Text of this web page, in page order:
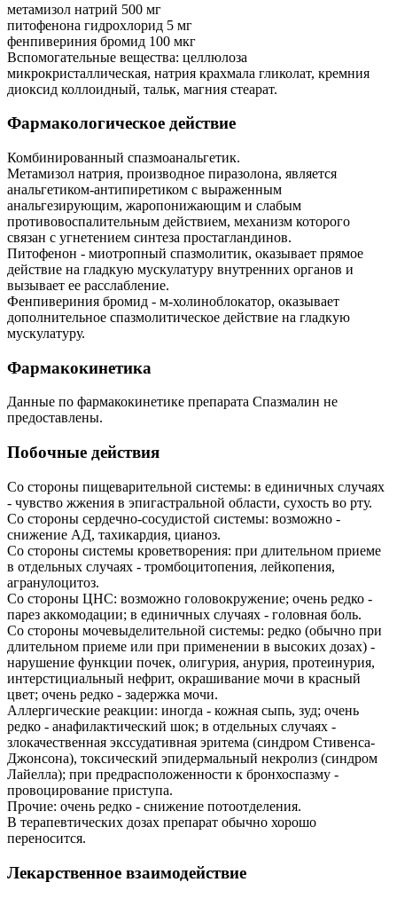
метамизол натрий 500 мг
питофенона гидрохлорид 5 мг
фенпивериния бромид 100 мкг
Вспомогательные вещества: целлюлоза
микрокристаллическая, натрия крахмала гликолат, кремния
диоксид коллоидный, тальк, магния стеарат.
Фармакологическое действие
Комбинированный спазмоанальгетик.
Метамизол натрия, производное пиразолона, является
анальгетиком-антипиретиком с выраженным
анальгезирующим, жаропонижающим и слабым
противовоспалительным действием, механизм которого
связан с угнетением синтеза простагландинов.
Питофенон - миотропный спазмолитик, оказывает прямое
действие на гладкую мускулатуру внутренних органов и
вызывает ее расслабление.
Фенпивериния бромид - м-холиноблокатор, оказывает
дополнительное спазмолитическое действие на гладкую
мускулатуру.
Фармакокинетика
Данные по фармакокинетике препарата Спазмалин не
предоставлены.
Побочные действия
Со стороны пищеварительной системы: в единичных случаях
- чувство жжения в эпигастральной области, сухость во рту.
Со стороны сердечно-сосудистой системы: возможно -
снижение АД, тахикардия, цианоз.
Со стороны системы кроветворения: при длительном приеме
в отдельных случаях - тромбоцитопения, лейкопения,
агранулоцитоз.
Со стороны ЦНС: возможно головокружение; очень редко -
парез аккомодации; в единичных случаях - головная боль.
Со стороны мочевыделительной системы: редко (обычно при
длительном приеме или при применении в высоких дозах) -
нарушение функции почек, олигурия, анурия, протеинурия,
интерстициальный нефрит, окрашивание мочи в красный
цвет; очень редко - задержка мочи.
Аллергические реакции: иногда - кожная сыпь, зуд; очень
редко - анафилактический шок; в отдельных случаях -
злокачественная экссудативная эритема (синдром Стивенса-
Джонсона), токсический эпидермальный некролиз (синдром
Лайелла); при предрасположенности к бронхоспазму -
провоцирование приступа.
Прочие: очень редко - снижение потоотделения.
В терапевтических дозах препарат обычно хорошо
переносится.
Лекарственное взаимодействие